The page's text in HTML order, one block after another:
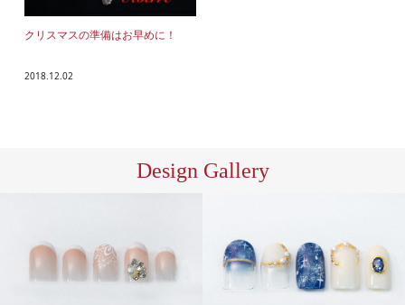
クリスマスの準備はお早めに！
2018.12.02
Design Gallery
ハン
ハン